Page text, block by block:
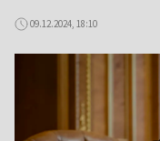
09.12.2024, 18:10